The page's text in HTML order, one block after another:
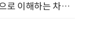
“큐비트·양자 알고리즘·Qiskit 실습으로 이해하는 차세대 컴퓨팅” (8/28)